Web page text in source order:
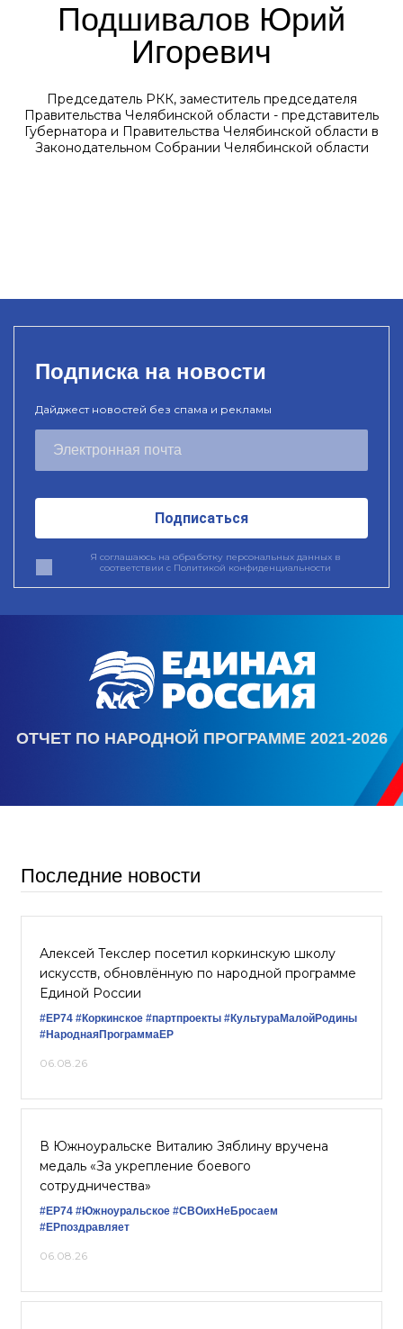
Подшивалов Юрий
Игоревич
Председатель РКК, заместитель председателя
Правительства Челябинской области - представитель
Губернатора и Правительства Челябинской области в
Законодательном Собрании Челябинской области
Подписка на новости
Дайджест новостей без спама и рекламы
Подписаться
Я соглашаюсь на обработку персональных данных в
соответствии с Политикой конфиденциальности
ОТЧЕТ ПО НАРОДНОЙ ПРОГРАММЕ 2021-2026
Последние новости
Алексей Текслер посетил коркинскую школу
искусств, обновлённую по народной программе
Единой России
#ЕР74 #Коркинское #партпроекты #КультураМалойРодины
#НароднаяПрограммаЕР
06.08.26
В Южноуральске Виталию Зяблину вручена
медаль «За укрепление боевого
сотрудничества»
#ЕР74 #Южноуральское #СВОихНеБросаем
#ЕРпоздравляет
06.08.26